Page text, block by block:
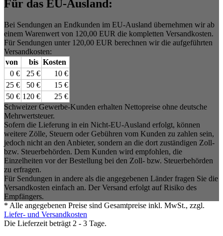
Für das EU-Ausland:
Bei Sendungen an Endkunden im EU-Ausland übernehmen wir ab
einem Warenwert von 120,00 EUR die kompletten Versandkosten.
Für Sendungen unter 120,00 EUR berechnen wir die aufgeführten
Versandkosten:
von
bis Kosten
0 €
25 €
10 €
25 €
50 €
15 €
50 € 120 €
25 €
Schweizer Gewerbe-Kunden erhalten Nettopreise ohne deutsche
Mehrwertsteuer.
Sofern die Lieferung in ein Nicht-EU-Ausland erfolgt, können
weitere Zölle, Steuern oder Gebühren vom Kunden zu zahlen sein,
jedoch nicht an den Anbieter, sondern an die dort zuständigen Zoll-
bzw. Steuerbehörden. Dem Kunden wird empfohlen, die
Einzelheiten vor der Bestellung bei den Zoll- bzw. Steuerbehörden
zu erfragen.
Für Sendungen in andere als die angegebenen Länder fragen Sie die
Versandkosten einfach an. Der Versand erfolgt auf Risiko des
Empfängers.
* Alle angegebenen Preise sind Gesamtpreise inkl. MwSt., zzgl.
Liefer- und Versandkosten
Die Lieferzeit beträgt 2 - 3 Tage.